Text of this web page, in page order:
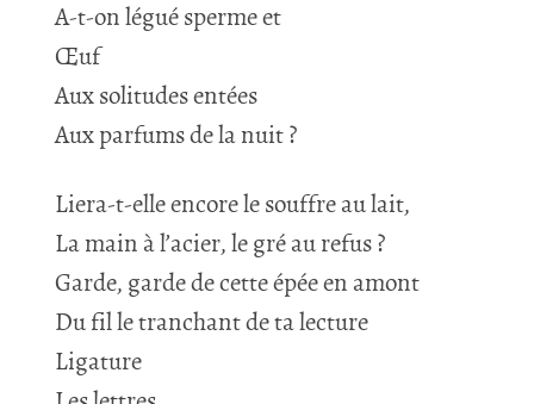
A-t-on légué sperme et
Œuf
Aux solitudes entées
Aux parfums de la nuit ?
Liera-t-elle encore le souffre au lait,
La main à l’acier, le gré au refus ?
Garde, garde de cette épée en amont
Du fil le tranchant de ta lecture
Ligature